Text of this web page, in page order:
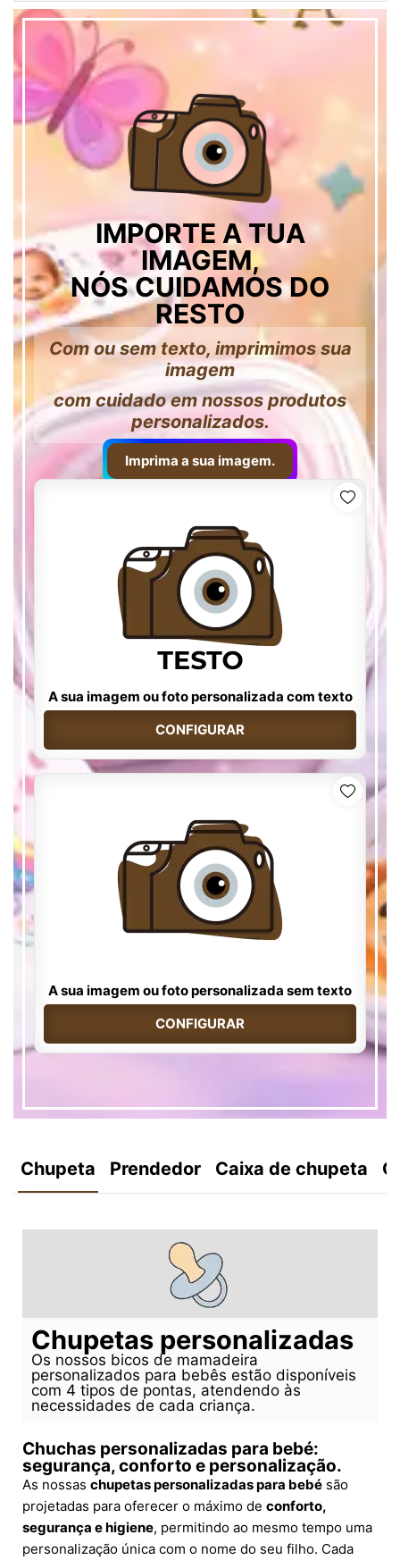
IMPORTE A TUA
IMAGEM,
NÓS CUIDAMOS DO
RESTO
Com ou sem texto, imprimimos sua
imagem
com cuidado em nossos produtos
personalizados.
Imprima a sua imagem.
A sua imagem ou foto personalizada com texto
CONFIGURAR
A sua imagem ou foto personalizada sem texto
CONFIGURAR
Chupeta Prendedor Caixa de chupeta
Chupetas personalizadas
Os nossos bicos de mamadeira
personalizados para bebês estão disponíveis
com 4 tipos de pontas, atendendo às
necessidades de cada criança.
Chuchas personalizadas para bebé:
segurança, conforto e personalização.
As nossas chupetas personalizadas para bebé são
projetadas para oferecer o máximo de conforto,
segurança e higiene, permitindo ao mesmo tempo uma
personalização única com o nome do seu filho. Cada